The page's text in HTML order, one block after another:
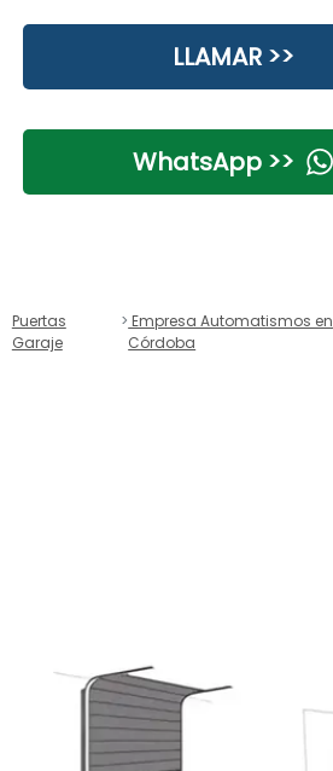
LLAMAR >>
WhatsApp >>
Puertas
Garaje
Empresa Automatismos en
Córdoba